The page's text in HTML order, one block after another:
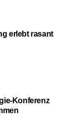
erlebt rasant
Konferenz